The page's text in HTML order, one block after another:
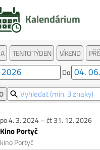
Kalendárium
TENTO TÝDEN VÍKEND
Do:
po 4. 3. 2024 – čt 31. 12. 2026
Kino Portyč
kino Portyč